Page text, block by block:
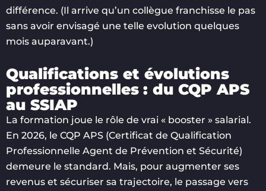
différence. (Il arrive qu’un collègue franchisse le pas
sans avoir envisagé une telle evolution quelques
mois auparavant.)
Qualifications et évolutions
professionnelles : du CQP APS
au SSIAP
La formation joue le rôle de vrai « booster » salarial.
En 2026, le CQP APS (Certificat de Qualification
Professionnelle Agent de Prévention et Sécurité)
demeure le standard. Mais, pour augmenter ses
revenus et sécuriser sa trajectoire, le passage vers